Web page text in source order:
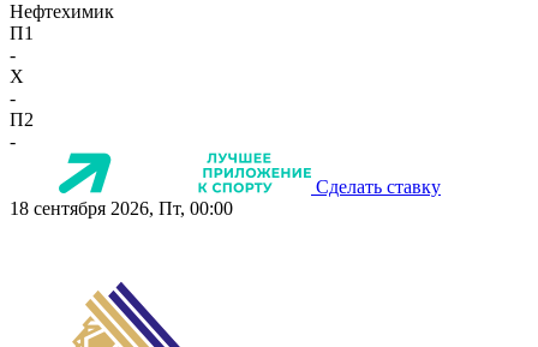
Нефтехимик
П1
-
X
-
П2
-
Сделать ставку
18 сентября 2026, Пт, 00:00